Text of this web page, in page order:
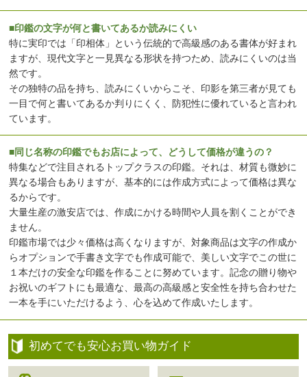
■印鑑の文字が何と書いてあるか読みにくい
特に実印では「印相体」という伝統的で高級感のある書体が好まれ
ますが、現代文字と一見異なる形状を持つため、読みにくいのは当
然です。
その独特の品を持ち、読みにくいからこそ、印影を第三者が見ても
一目で何と書いてあるか判りにくく、防犯性に優れていると言われ
ています。
■同じ名称の印鑑でもお店によって、どうして価格が違うの？
特集などで注目されるトップクラスの印鑑。それは、材質も微妙に
異なる場合もありますが、基本的には作成方式によって価格は異な
るからです。
大量生産の激安店では、作成にかける時間や人員を割くことができ
ません。
印鑑市場では少々価格は高くなりますが、対象商品は文字の作成か
らオプションで手書き文字でも作成可能で、美しい文字でこの世に
１本だけの安全な印鑑を作ることに努めています。記念の贈り物や
お祝いのギフトにも最適な、最高の高級感と安全性を持ち合わせた
一本を手にいただけるよう、心を込めて作成いたします。
初めてでも安心お買い物ガイド